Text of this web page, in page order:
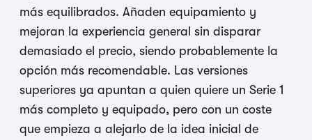
más equilibrados. Añaden equipamiento y
mejoran la experiencia general sin disparar
demasiado el precio, siendo probablemente la
opción más recomendable. Las versiones
superiores ya apuntan a quien quiere un Serie 1
más completo y equipado, pero con un coste
que empieza a alejarlo de la idea inicial de